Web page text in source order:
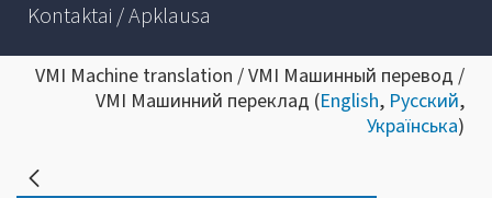
Kontaktai / Apklausa
VMI Machine translation / VMI Машинный перевод /
VMI Машинний переклад (English, Русский,
Українська)